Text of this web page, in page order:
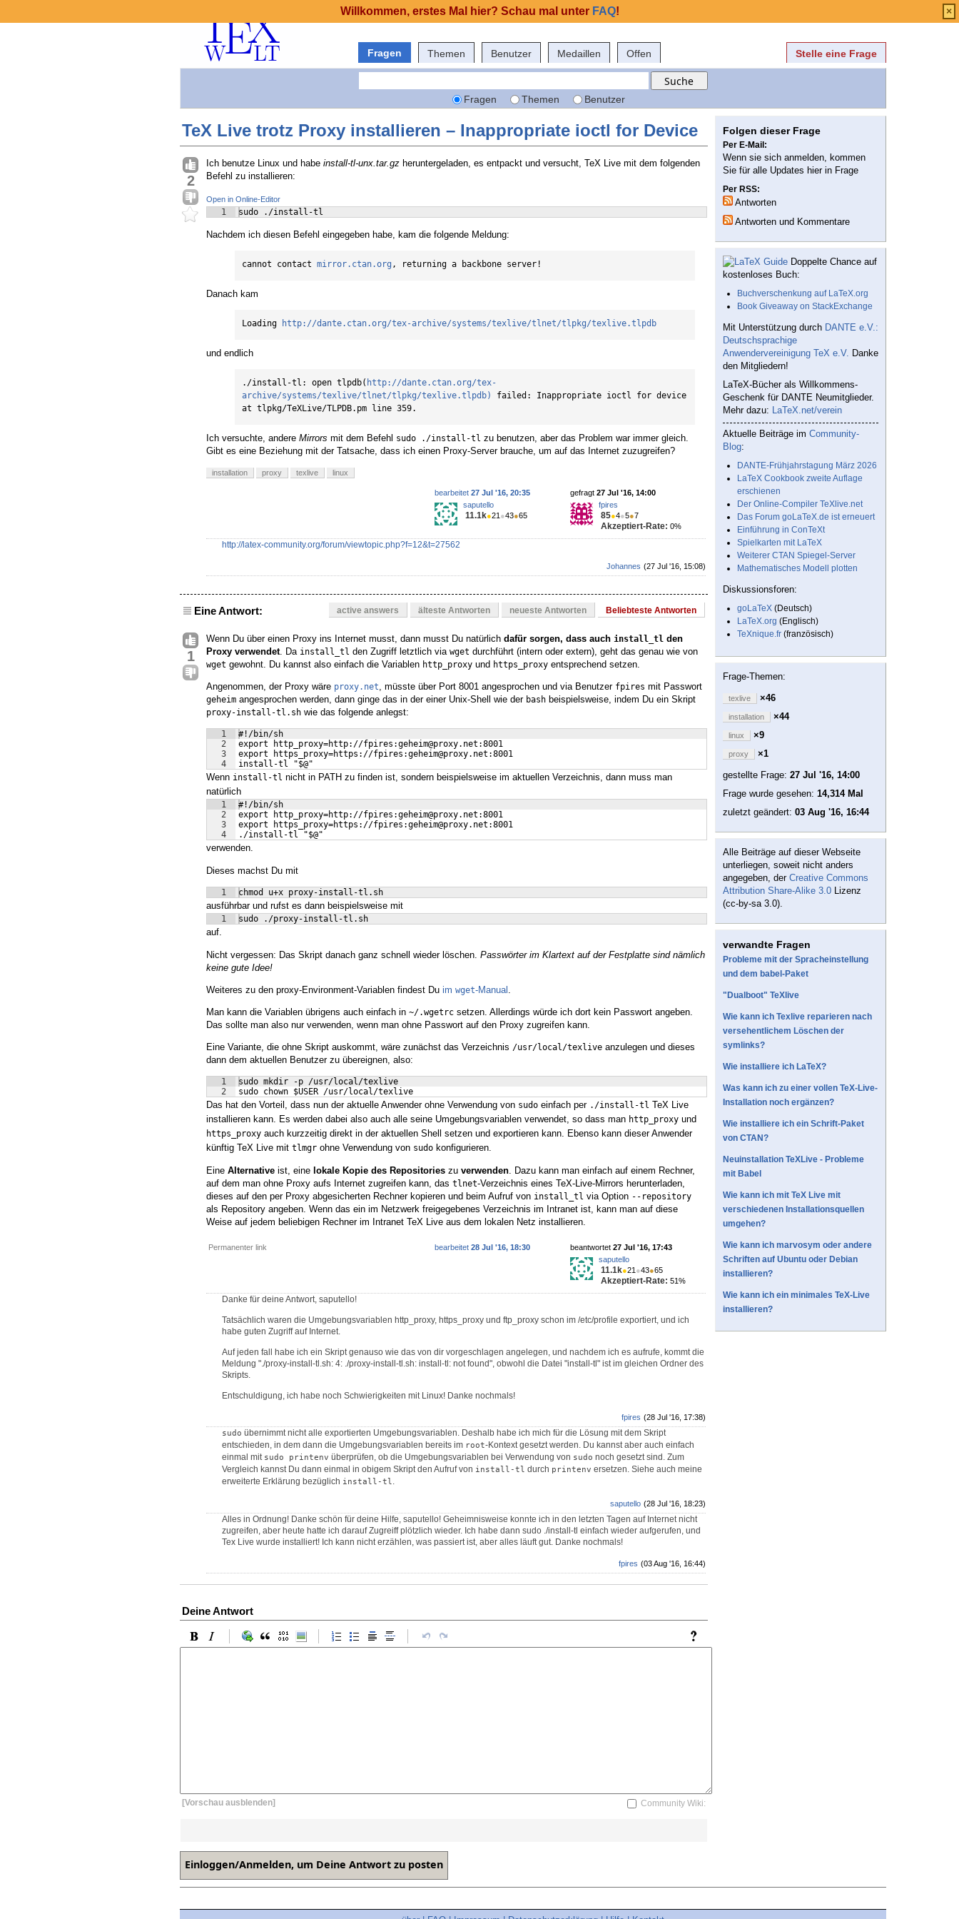
Fragen Themen Benutzer Medaillen Offen Stelle eine Frage
Fragen Themen Benutzer
TeX Live trotz Proxy installieren – Inappropriate ioctl for Device
2
Ich benutze Linux und habe install-tl-unx.tar.gz heruntergeladen, es entpackt und versucht, TeX Live mit dem folgenden
Befehl zu installieren:
Open in Online-Editor
1 sudo ./install-tl
Nachdem ich diesen Befehl eingegeben habe, kam die folgende Meldung:
cannot contact mirror.ctan.org , returning a backbone server!
Danach kam
Loading http://dante.ctan.org/tex-archive/systems/texlive/tlnet/tlpkg/texlive.tlpdb
und endlich
./install-tl: open tlpdb( http://dante.ctan.org/tex-
archive/systems/texlive/tlnet/tlpkg/texlive.tlpdb)
failed: Inappropriate ioctl for device
at tlpkg/TeXLive/TLPDB.pm line 359.
Ich versuchte, andere Mirrors mit dem Befehl sudo ./install-tl zu benutzen, aber das Problem war immer gleich.
Gibt es eine Beziehung mit der Tatsache, dass ich einen Proxy-Server brauche, um auf das Internet zuzugreifen?
installation proxy texlive linux
gefragt 27 Jul '16, 14:00
fpires
85●4●5●7
Akzeptiert-Rate: 0%
bearbeitet 27 Jul '16, 20:35
saputello
11.1k●21 ●43●65
http://latex-community.org/forum/viewtopic.php?f=12&t=27562
(27 Jul '16, 15:08)
Johannes
Eine Antwort: active answers älteste Antworten neueste Antworten Beliebteste Antworten
1
Wenn Du über einen Proxy ins Internet musst, dann musst Du natürlich dafür sorgen, dass auch install_tl den
Proxy verwendet. Da install_tl den Zugriff letztlich via wget durchführt (intern oder extern), geht das genau wie von
wget gewohnt. Du kannst also einfach die Variablen http_proxy und https_proxy entsprechend setzen.
Angenommen, der Proxy wäre proxy.net, müsste über Port 8001 angesprochen und via Benutzer fpires mit Passwort
geheim angesprochen werden, dann ginge das in der einer Unix-Shell wie der bash beispielsweise, indem Du ein Skript
proxy-install-tl.sh wie das folgende anlegst:
1
2
3
4
#!/bin/sh
export http_proxy=http://fpires:geheim@proxy.net:8001
export https_proxy=https://fpires:geheim@proxy.net:8001
install-tl "$@"
Wenn install-tl nicht in PATH zu finden ist, sondern beispielsweise im aktuellen Verzeichnis, dann muss man
natürlich
1
2
3
4
#!/bin/sh
export http_proxy=http://fpires:geheim@proxy.net:8001
export https_proxy=https://fpires:geheim@proxy.net:8001
./install-tl "$@"
verwenden.
Dieses machst Du mit
1 chmod u+x proxy-install-tl.sh
ausführbar und rufst es dann beispielsweise mit
1 sudo ./proxy-install-tl.sh
auf.
Nicht vergessen: Das Skript danach ganz schnell wieder löschen. Passwörter im Klartext auf der Festplatte sind nämlich
keine gute Idee!
Weiteres zu den proxy-Environment-Variablen findest Du im wget-Manual .
Man kann die Variablen übrigens auch einfach in ~/.wgetrc setzen. Allerdings würde ich dort kein Passwort angeben.
Das sollte man also nur verwenden, wenn man ohne Passwort auf den Proxy zugreifen kann.
Eine Variante, die ohne Skript auskommt, wäre zunächst das Verzeichnis /usr/local/texlive anzulegen und dieses
dann dem aktuellen Benutzer zu übereignen, also:
1
2
sudo mkdir -p /usr/local/texlive
sudo chown $USER /usr/local/texlive
Das hat den Vorteil, dass nun der aktuelle Anwender ohne Verwendung von sudo einfach per ./install-tl TeX Live
installieren kann. Es werden dabei also auch alle seine Umgebungsvariablen verwendet, so dass man http_proxy und
https_proxy auch kurzzeitig direkt in der aktuellen Shell setzen und exportieren kann. Ebenso kann dieser Anwender
künftig TeX Live mit tlmgr ohne Verwendung von sudo konfigurieren.
Eine Alternative ist, eine lokale Kopie des Repositories zu verwenden. Dazu kann man einfach auf einem Rechner,
auf dem man ohne Proxy aufs Internet zugreifen kann, das tlnet-Verzeichnis eines TeX-Live-Mirrors herunterladen,
dieses auf den per Proxy abgesicherten Rechner kopieren und beim Aufruf von install_tl via Option --repository
als Repository angeben. Wenn das ein im Netzwerk freigegebenes Verzeichnis im Intranet ist, kann man auf diese
Weise auf jedem beliebigen Rechner im Intranet TeX Live aus dem lokalen Netz installieren.
Permanenter link beantwortet 27 Jul '16, 17:43
saputello
11.1k●21 ●43●65
Akzeptiert-Rate: 51%
bearbeitet 28 Jul '16, 18:30
Danke für deine Antwort, saputello!
Tatsächlich waren die Umgebungsvariablen http_proxy, https_proxy und ftp_proxy schon im /etc/profile exportiert, und ich
habe guten Zugriff auf Internet.
Auf jeden fall habe ich ein Skript genauso wie das von dir vorgeschlagen angelegen, und nachdem ich es aufrufe, kommt die
Meldung "./proxy-install-tl.sh: 4: ./proxy-install-tl.sh: install-tl: not found", obwohl die Datei "install-tl" ist im gleichen Ordner des
Skripts.
Entschuldigung, ich habe noch Schwierigkeiten mit Linux! Danke nochmals!
(28 Jul '16, 17:38)
fpires
sudo übernimmt nicht alle exportierten Umgebungsvariablen. Deshalb habe ich mich für die Lösung mit dem Skript
entschieden, in dem dann die Umgebungsvariablen bereits im root-Kontext gesetzt werden. Du kannst aber auch einfach
einmal mit sudo printenv überprüfen, ob die Umgebungsvariablen bei Verwendung von sudo noch gesetzt sind. Zum
Vergleich kannst Du dann einmal in obigem Skript den Aufruf von install-tl durch printenv ersetzen. Siehe auch meine
erweiterte Erklärung bezüglich install-tl.
(28 Jul '16, 18:23)
saputello
Alles in Ordnung! Danke schön für deine Hilfe, saputello! Geheimnisweise konnte ich in den letzten Tagen auf Internet nicht
zugreifen, aber heute hatte ich darauf Zugreiff plötzlich wieder. Ich habe dann sudo ./install-tl einfach wieder aufgerufen, und
Tex Live wurde installiert! Ich kann nicht erzählen, was passiert ist, aber alles läuft gut. Danke nochmals!
(03 Aug '16, 16:44)
fpires
Deine Antwort
[Vorschau ausblenden] Community Wiki:
Folgen dieser Frage
Per E-Mail:
Wenn sie sich anmelden, kommen
Sie für alle Updates hier in Frage
Per RSS:
Antworten
Antworten und Kommentare
Doppelte Chance auf
kostenloses Buch:
Buchverschenkung auf LaTeX.org
Book Giveaway on StackExchange
Mit Unterstützung durch DANTE e.V.:
Deutschsprachige
Anwendervereinigung TeX e.V. Danke
den Mitgliedern!
LaTeX-Bücher als Willkommens-
Geschenk für DANTE Neumitglieder.
Mehr dazu: LaTeX.net/verein
Aktuelle Beiträge im Community-
Blog:
DANTE-Frühjahrstagung März 2026
LaTeX Cookbook zweite Auflage
erschienen
Der Online-Compiler TeXlive.net
Das Forum goLaTeX.de ist erneuert
Einführung in ConTeXt
Spielkarten mit LaTeX
Weiterer CTAN Spiegel-Server
Mathematisches Modell plotten
Diskussionsforen:
goLaTeX (Deutsch)
LaTeX.org (Englisch)
TeXnique.fr (französisch)
Frage-Themen:
texlive ×46
installation ×44
linux ×9
proxy
×1
gestellte Frage: 27 Jul '16, 14:00
Frage wurde gesehen: 14,314 Mal
zuletzt geändert: 03 Aug '16, 16:44
Alle Beiträge auf dieser Webseite
unterliegen, soweit nicht anders
angegeben, der Creative Commons
Attribution Share-Alike 3.0 Lizenz
(cc-by-sa 3.0).
verwandte Fragen
Probleme mit der Spracheinstellung
und dem babel-Paket
"Dualboot" TeXlive
Wie kann ich Texlive reparieren nach
versehentlichem Löschen der
symlinks?
Wie installiere ich LaTeX?
Was kann ich zu einer vollen TeX-Live-
Installation noch ergänzen?
Wie installiere ich ein Schrift-Paket
von CTAN?
Neuinstallation TeXLive - Probleme
mit Babel
Wie kann ich mit TeX Live mit
verschiedenen Installationsquellen
umgehen?
Wie kann ich marvosym oder andere
Schriften auf Ubuntu oder Debian
installieren?
Wie kann ich ein minimales TeX-Live
installieren?
Willkommen, erstes Mal hier? Schau mal unter FAQ! ×